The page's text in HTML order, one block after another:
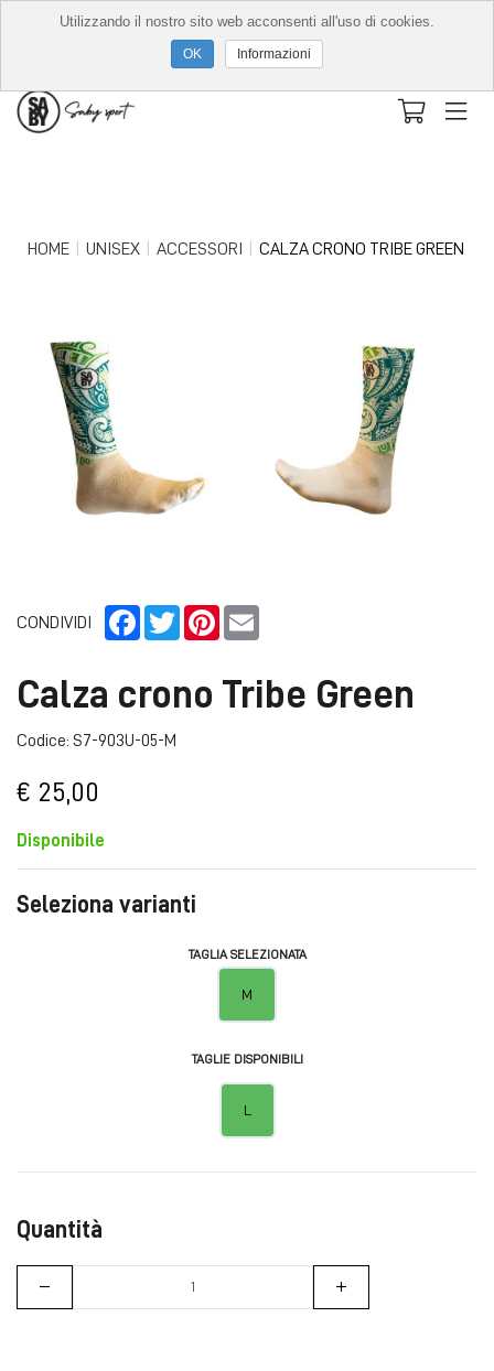
HOME UNISEX ACCESSORI CALZA CRONO TRIBE GREEN
CONDIVIDI Facebook
TwitterPinterest
Calza crono Tribe Green
Codice: S7-903U-05-M
€ 25,00
Disponibile
Seleziona varianti
TAGLIA SELEZIONATA
M
TAGLIE DISPONIBILI
L
Quantità
Utilizzando il nostro sito web acconsenti all'uso di cookies.
Informazioni